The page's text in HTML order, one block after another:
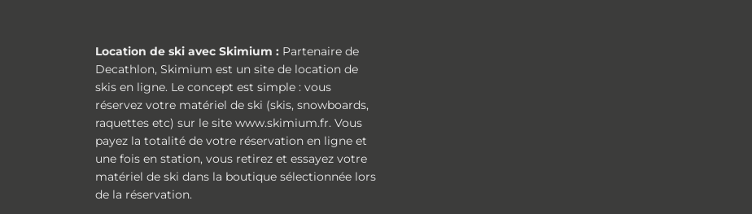
Location de ski avec Skimium : Partenaire de
Decathlon, Skimium est un site de location de
skis en ligne. Le concept est simple : vous
réservez votre matériel de ski (skis, snowboards,
raquettes etc) sur le site www.skimium.fr. Vous
payez la totalité de votre réservation en ligne et
une fois en station, vous retirez et essayez votre
matériel de ski dans la boutique sélectionnée lors
de la réservation.